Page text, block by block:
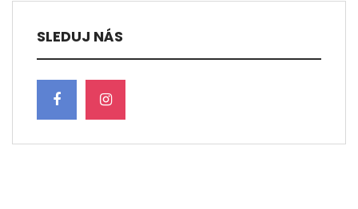
SLEDUJ NÁS